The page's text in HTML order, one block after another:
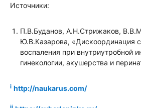
Источники:
П.В.Буданов, А.Н.Стрижаков,
Ю.В.Казарова, «Дискоординация
воспаления при внутриутробной
гинекологии, акушерства и
i http://naukarus.com/